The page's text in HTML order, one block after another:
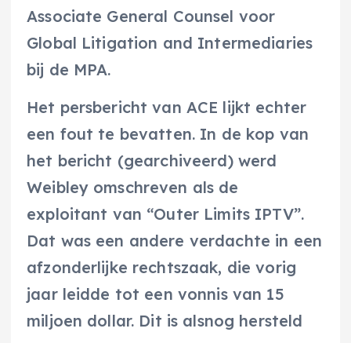
Associate General Counsel voor
Global Litigation and Intermediaries
bij de MPA.
Het persbericht van ACE lijkt echter
een fout te bevatten. In de kop van
het bericht (gearchiveerd) werd
Weibley omschreven als de
exploitant van “Outer Limits IPTV”.
Dat was een andere verdachte in een
afzonderlijke rechtszaak, die vorig
jaar leidde tot een vonnis van 15
miljoen dollar. Dit is alsnog hersteld